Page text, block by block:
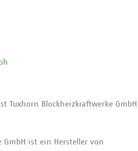
Tuxhorn Blockheizkraftwerke
GmbH ist ein Hersteller von